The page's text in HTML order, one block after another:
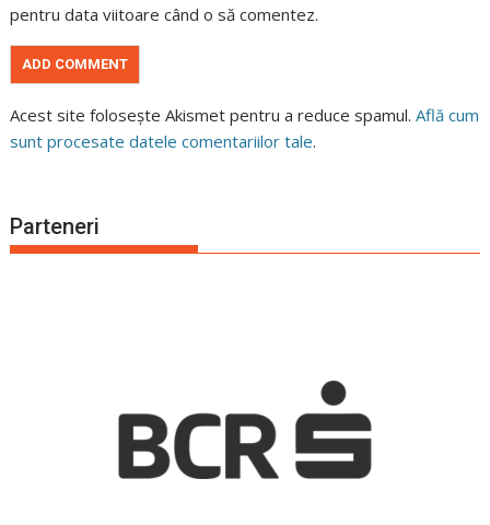
pentru data viitoare când o să comentez.
Acest site folosește Akismet pentru a reduce spamul.Află cum
sunt procesate datele comentariilor tale.
Parteneri